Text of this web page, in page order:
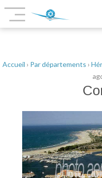
Accueil › Par départements ›